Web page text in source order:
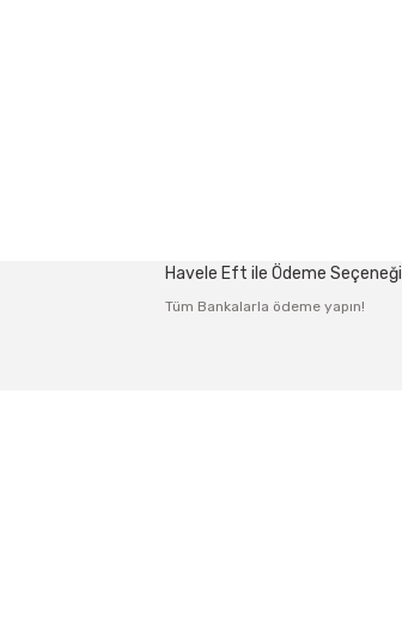
Havele Eft ile Ödeme Seçeneği
Tüm Bankalarla ödeme yapın!